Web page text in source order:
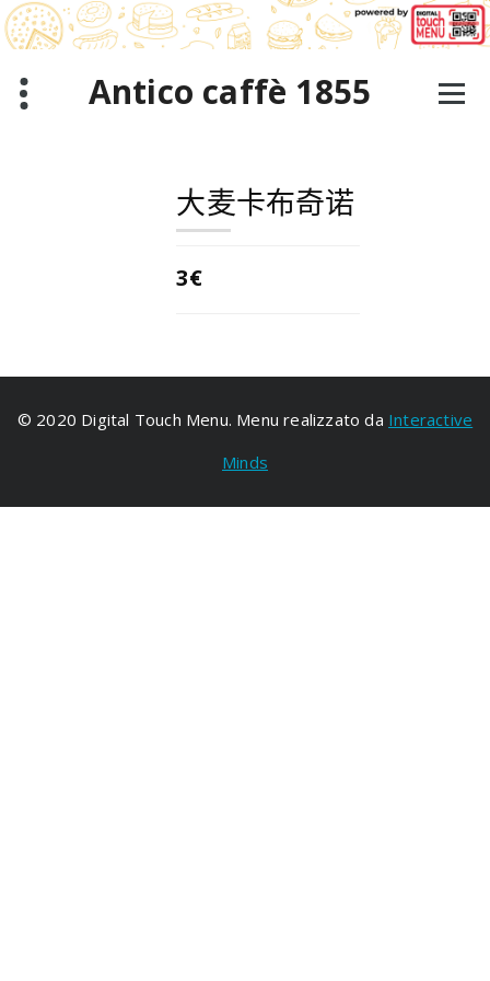
跳
至
正
Antico caffè 1855
大麦卡布奇诺
3€
© 2020 Digital Touch Menu. Menu realizzato da Interactive
Minds